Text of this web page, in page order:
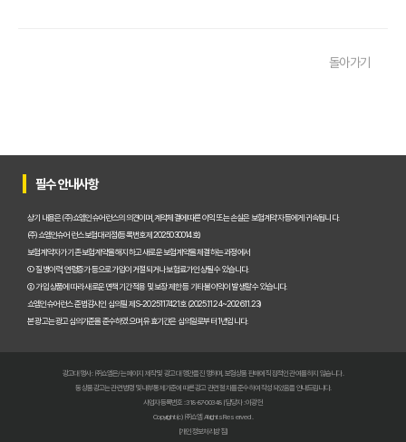
펫보험비교사이트 현명하게 고르는 법: 보장 범위별 주요 서비스 비교 분석
숨은 혜택까지 찾는 펫보험비교사이트 100% 활용 노하우 대공개
펫보험비교사이트, 이것만 알면 후회 없다! 현명한 선택 가이드
펫보험비교사이트, 정말 최저가만 중요할까? 놓치기 쉬운 함정들 파헤치기
펫보험비교사이트 실제 이용 후기: 숨겨진 장점과 단점 총정리
펫보험비교사이트, 현명한 보호자가 꼭 알아야 할 선택 기준 5가지
돌아가기
필수 안내사항
상기 내용은 (주)쇼엠인슈어런스의 의견이며, 계약체결에 따른 이익 또는 손실은 보험계약자 등에게 귀속됩니다.
(주)쇼엠인슈어런스 보험대리점(등록번호 제2025030014호)
보험계약자가 기존 보험계약을 해지하고 새로운 보험계약을 체결하는 과정에서
① 질병이력, 연령증가 등으로 가입이 거절되거나 보험료가 인상될 수 있습니다.
② 가입 상품에 따라 새로운 면책기간 적용 및 보장 제한 등 기타 불이익이 발생할 수 있습니다.
쇼엠인슈어런스 준법감시인 심의필 제S-2025117421호 (2025.11.24~2026.11.23)
본 광고는 광고심의기준을 준수하였으며, 유효기간은 심의일로부터 1년입니다.
광고대행사 : ㈜쇼엠은/는 페이지 제작 및 광고 대행만을 진행하며, 보험상품 판매에 직접적인 관여를 하지 않습니다.
동 상품광고는 관련 법령 및 내부통제기준에 따른 광고 관련 절차를 준수하여 작성되었음을 안내드립니다.
사업자등록번호 : 318-87-00348 | 담당자 : 이광헌
Copyright (c) ㈜쇼엠 All rights Reserved.
[개인정보처리방침]